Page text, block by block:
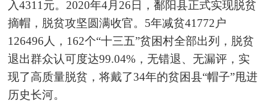
入4311元。2020年4月26日，鄱阳县正式实现脱贫
摘帽，脱贫攻坚圆满收官。5年减贫41772户
126496人，162个“十三五”贫困村全部出列，脱贫
退出群众认可度达99.04%，无错退、无漏评，实
现了高质量脱贫，将戴了34年的贫困县“帽子”甩进
历史长河。